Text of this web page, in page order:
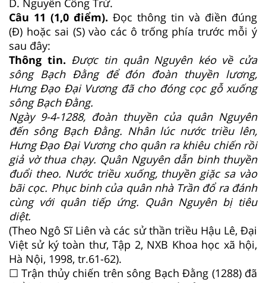
Câu 11 (1,0 điểm). Đọc thông tin và điền đúng
(Đ) hoặc sai (S) vào các ô trống phía trước mỗi ý
sau đây:
Thông tin. Được tin quân Nguyên kéo về cửa
sông Bạch Đằng để đón đoàn thuyền lương,
Hưng Đạo Đại Vương đã cho đóng cọc gỗ xuống
sông Bạch Đằng.
Ngày 9-4-1288, đoàn thuyền của quân Nguyên
đến sông Bạch Đằng. Nhân lúc nước triều lên,
Hưng Đạo Đại Vương cho quân ra khiêu chiến rồi
giả vờ thua chạy. Quân Nguyên dẫn binh thuyền
đuổi theo. Nước triều xuống, thuyền giặc sa vào
bãi cọc. Phục binh của quân nhà Trần đổ ra đánh
cùng với quân tiếp ứng. Quân Nguyên bị tiêu
diệt.
(Theo Ngô Sĩ Liên và các sử thần triều Hậu Lê, Đại
Việt sử ký toàn thư, Tập 2, NXB Khoa học xã hội,
Hà Nội, 1998, tr.61-62).
☐ Trận thủy chiến trên sông Bạch Đằng (1288) đã